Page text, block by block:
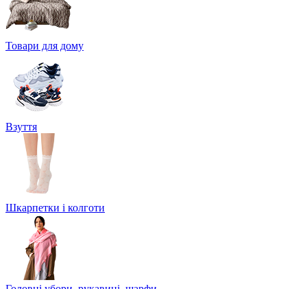
Товари для дому
Взуття
Шкарпетки і колготи